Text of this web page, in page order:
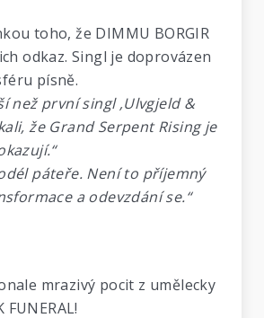
toho, že DIMMU BORGIR
odkaz. Singl je doprovázen
písně.
než první singl ‚Ulvgjeld &
že Grand Serpent Rising je
páteře. Není to příjemný
a odevzdání se.“
mrazivý pocit z umělecky